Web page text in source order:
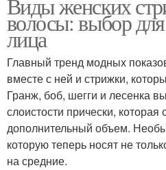
Виды женских
волосы: выбор
лица
Главный тренд модных
вместе с ней и стрижки,
Гранж, боб, шегги и лесенка
слоистости прически, которая
дополнительный объем.
которую теперь носят не
на средние.